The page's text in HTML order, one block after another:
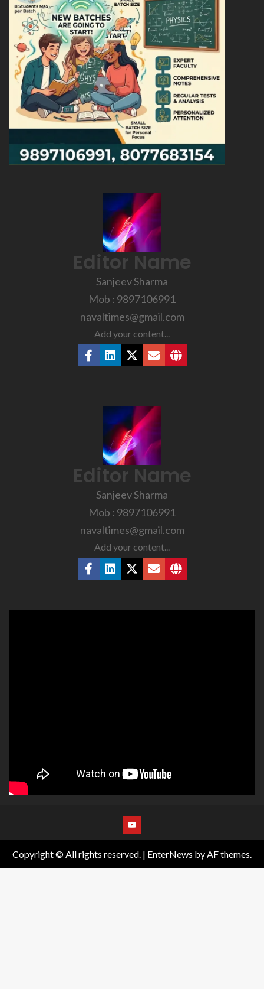
Editor Name
Sanjeev Sharma
Mob : 9897106991
navaltimes@gmail.com
Add your content...
Editor Name
Sanjeev Sharma
Mob : 9897106991
navaltimes@gmail.com
Add your content...
Copyright © All rights reserved. | EnterNews by AF themes.